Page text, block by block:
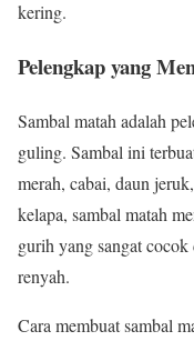
kering.
Pelengkap yang
Sambal matah adalah
guling. Sambal ini
merah, cabai, daun
kelapa, sambal matah
gurih yang sangat
renyah.
Cara membuat sambal